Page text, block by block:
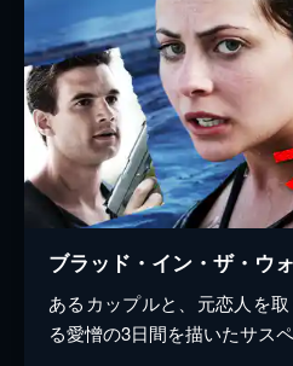
ブラッド・イン・ザ・ウ
あるカップルと、元恋人を
る愛憎の3日間を描いたサス